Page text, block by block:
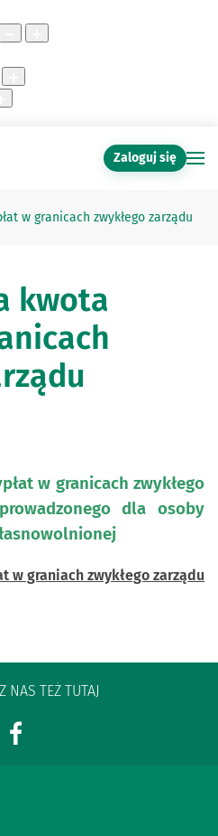
Zaloguj się
w granicach zwykłego zarządu
kwota
w granicach zwykłego
dla osoby
w graniach zwykłego zarządu
NAS TEŻ TUTAJ